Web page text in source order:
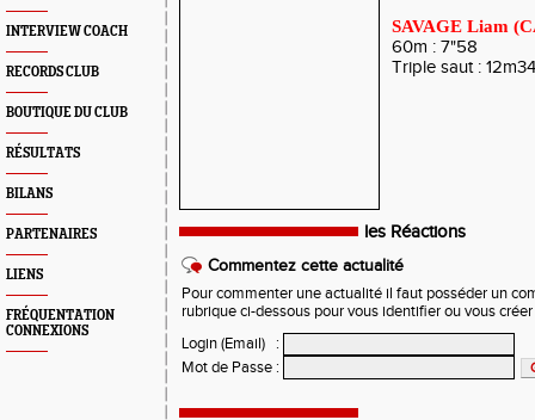
INTERVIEW COACH
RECORDS CLUB
BOUTIQUE DU CLUB
RÉSULTATS
BILANS
PARTENAIRES
LIENS
FRÉQUENTATION
CONNEXIONS
SAVAGE Liam
60m : 7"58
Triple saut : 12m34
les Réactions
Commentez cette actualité
Pour commenter une actualité il faut posséder un
rubrique ci-dessous pour vous identifier ou vous
Login (Email)
:
Mot de Passe :